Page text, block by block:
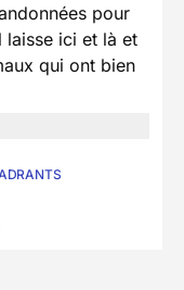
pour
ici et là et
qui ont bien